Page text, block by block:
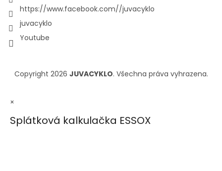
https://www.facebook.com//juvacyklo
juvacyklo
Youtube
Copyright 2026 JUVACYKLO. Všechna práva vyhrazena.
×
Splátková kalkulačka ESSOX